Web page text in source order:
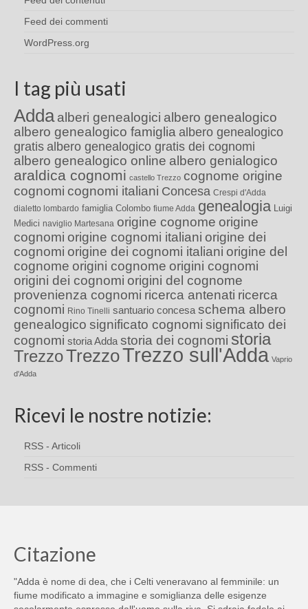
Feed dei commenti
WordPress.org
I tag più usati
Adda alberi genealogici albero genealogico
albero genealogico famiglia albero genealogico
gratis albero genealogico gratis dei cognomi
albero genealogico online albero genialogico
araldica cognomi castello Trezzo cognome origine
cognomi cognomi italiani Concesa Crespi d'Adda
dialetto lombardo famiglia Colombo fiume Adda genealogia Luigi
Medici naviglio Martesana origine cognome origine
cognomi origine cognomi italiani origine dei
cognomi origine dei cognomi italiani origine del
cognome origini cognome origini cognomi
origini dei cognomi origini del cognome
provenienza cognomi ricerca antenati ricerca
cognomi Rino Tinelli santuario concesa schema albero
genealogico significato cognomi significato dei
cognomi storia Adda storia dei cognomi storia
TrezzoTrezzoTrezzo sull'Adda Vaprio
d'Adda
Ricevi le nostre notizie:
RSS - Articoli
RSS - Commenti
Citazione
"Adda è nome di dea, che i Celti veneravano al femminile: un
fiume modificato a immagine e somiglianza delle esigenze